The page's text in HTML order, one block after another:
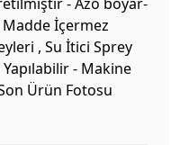
İçermez
, Su İtici Sprey
- Makine
Ürün Fotosu